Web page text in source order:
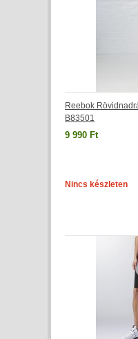
Reebok
B83501
9 990 Ft
Nincs készleten